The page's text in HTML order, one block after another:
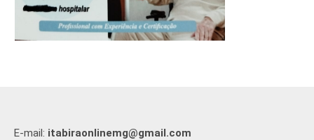
E-mail: itabiraonlinemg@gmail.com